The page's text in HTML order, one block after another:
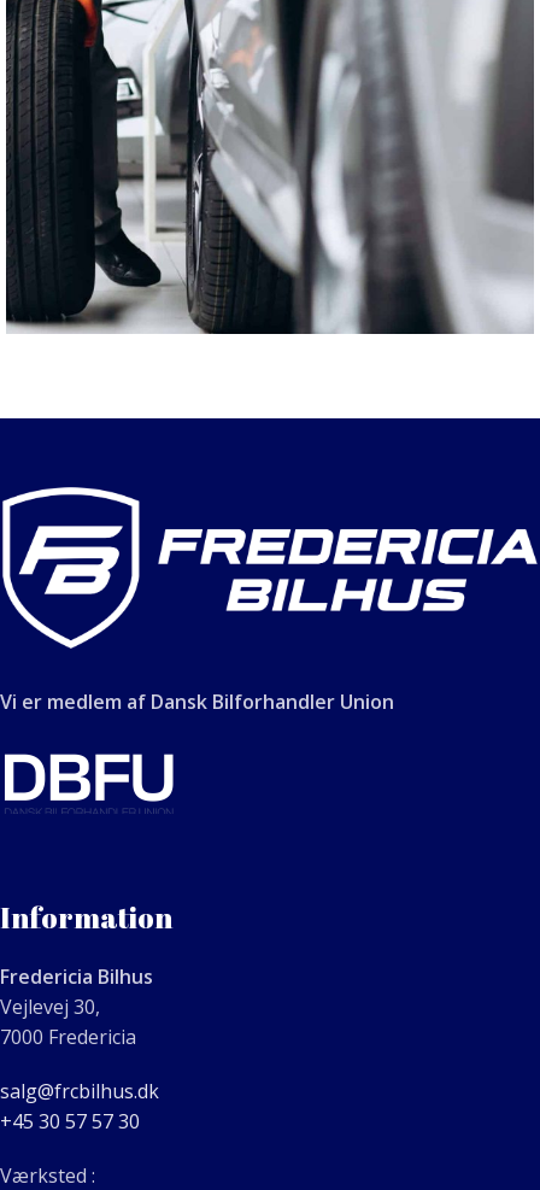
Vi er medlem af Dansk Bilforhandler Union
Information
Fredericia Bilhus
Vejlevej 30,
7000 Fredericia
salg@frcbilhus.dk
+45 30 57 57 30
Værksted :